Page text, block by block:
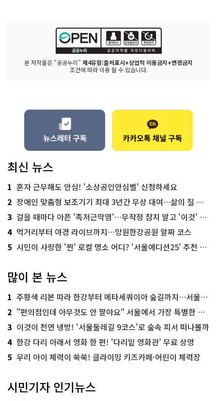
본 저작물은 "공공누리" 제4유형:출처표시+상업적 이용금지+변경금지
조건에 따라 이용 할 수 있습니다.
최신 뉴스
1 혼자 근무해도 안심! '소상공인안심벨' 신청하세요
2 장애인 맞춤형 보조기기 최대 3년간 무상 대여…삶의 질 높인다
3 걸을 때마다 아픈 '족저근막염'…무작정 참지 말고 '이것' 해보세요!
4 먹거리부터 야경 라이브까지…망원한강공원 알짜 코스
5 시민이 사랑한 '찐' 로컬 명소 어디? '서울에디션25' 추천 코스
많이 본 뉴스
1 주황색 리본 따라 한강부터 메타세쿼이아 숲길까지…서울둘레길 15코스
2 "편의점인데 아무것도 안 팔아요" 서울에서 가장 특별한 편의점의 정체
3 이것이 천연 냉방! '서울둘레길 9코스'로 숲속 피서 떠나볼까
4 한강 다리 아래서 영화 한 편! '다리밑 영화관' 무료 상영
5 우리 아이 체력이 쑥쑥! 클라이밍 키즈카페·어린이 체력장
시민기자 인기뉴스